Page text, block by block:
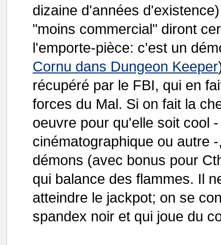
dizaine d'années
"moins commercial" diront
l'emporte-pièce: c'est un
Cornu dans Dungeon Keeper
récupéré par le FBI, qui en
forces du Mal. Si on fait la
oeuvre pour qu'elle soit cool
cinématographique ou autre
démons (avec bonus pour
qui balance des flammes. Il
atteindre le jackpot; on se
spandex noir et qui joue du